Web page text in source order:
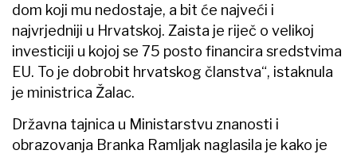
dom koji mu nedostaje, a bit će najveći i
najvrjedniji u Hrvatskoj. Zaista je riječ o velikoj
investiciji u kojoj se 75 posto financira sredstvima
EU. To je dobrobit hrvatskog članstva“, istaknula
je ministrica Žalac.
Državna tajnica u Ministarstvu znanosti i
obrazovanja Branka Ramljak naglasila je kako je